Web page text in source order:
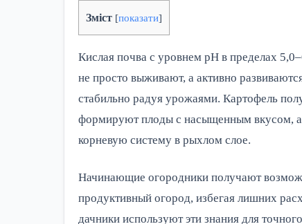
Зміст [показати]
Кислая почва с уровнем pH в пределах
не просто выживают, а активно
стабильно радуя урожаями. Картофель
формируют плоды с насыщенным вкусом, а
корневую систему в рыхлом слое.
Начинающие огородники получают
продуктивный огород, избегая лишних
дачники используют эти знания для